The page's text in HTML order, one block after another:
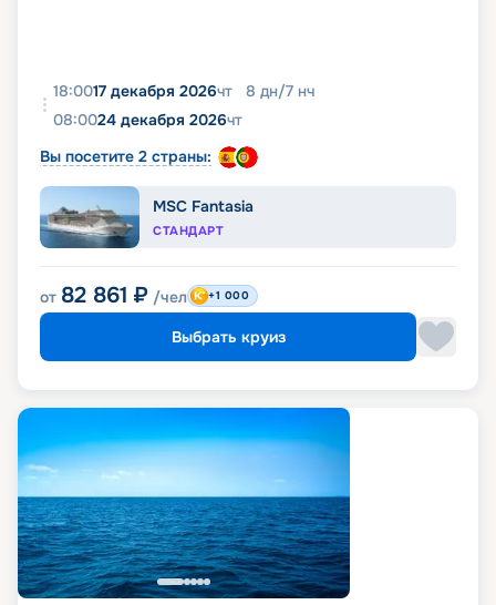
18:0017 декабря 2026чт 8 дн/7 нч
08:0024 декабря 2026чт
Вы посетите 2 страны:
MSC Fantasia
СТАНДАРТ
от 82 861 ₽ /чел +1 000
Выбрать круиз